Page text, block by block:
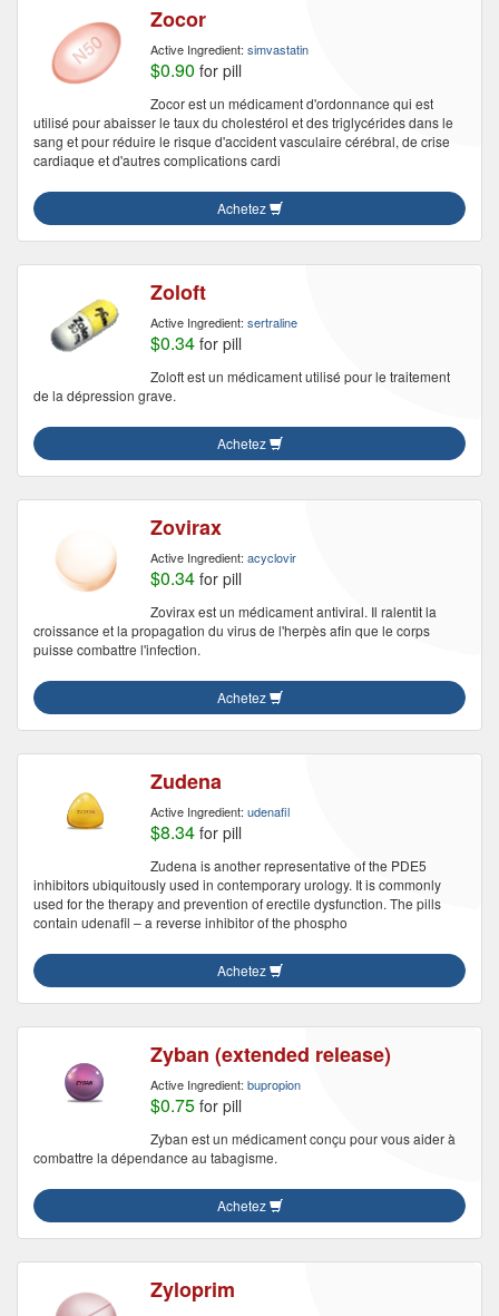
Zocor
Active Ingredient: simvastatin
$0.90 for pill
Zocor est un médicament d'ordonnance qui est
utilisé pour abaisser le taux du cholestérol et des triglycérides dans le
sang et pour réduire le risque d'accident vasculaire cérébral, de crise
cardiaque et d'autres complications cardi
Achetez
Zoloft
Active Ingredient: sertraline
$0.34 for pill
Zoloft est un médicament utilisé pour le traitement
de la dépression grave.
Achetez
Zovirax
Active Ingredient: acyclovir
$0.34 for pill
Zovirax est un médicament antiviral. Il ralentit la
croissance et la propagation du virus de l'herpès afin que le corps
puisse combattre l'infection.
Achetez
Zudena
Active Ingredient: udenafil
$8.34 for pill
Zudena is another representative of the PDE5
inhibitors ubiquitously used in contemporary urology. It is commonly
used for the therapy and prevention of erectile dysfunction. The pills
contain udenafil – a reverse inhibitor of the phospho
Achetez
Zyban (extended release)
Active Ingredient: bupropion
$0.75 for pill
Zyban est un médicament conçu pour vous aider à
combattre la dépendance au tabagisme.
Achetez
Zyloprim